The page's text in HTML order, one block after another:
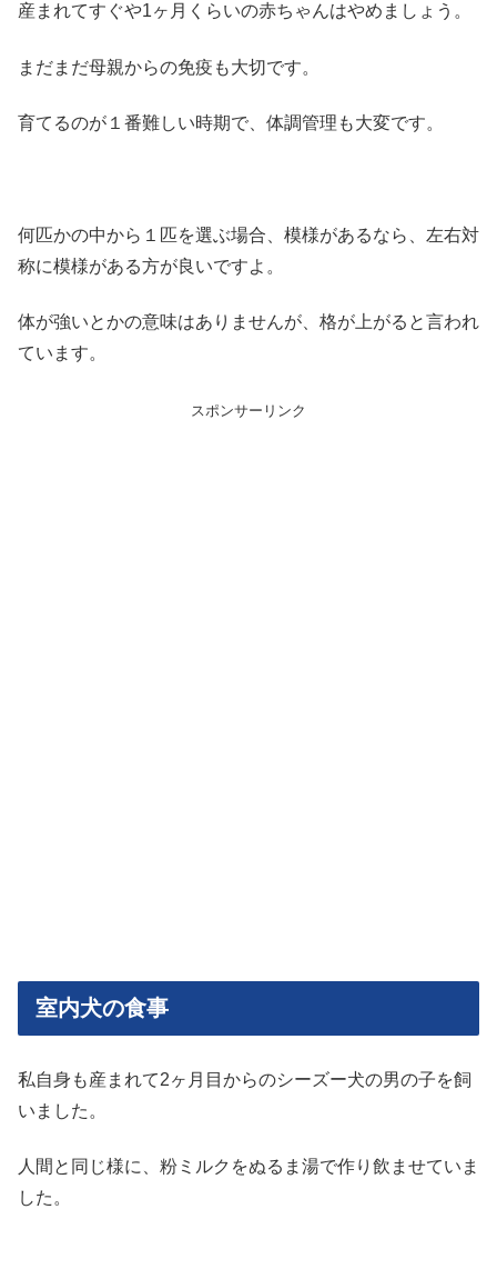
産まれてすぐや1ヶ月くらいの赤ちゃんはやめましょう。
まだまだ母親からの免疫も大切です。
育てるのが１番難しい時期で、体調管理も大変です。
何匹かの中から１匹を選ぶ場合、模様があるなら、左右対
称に模様がある方が良いですよ。
体が強いとかの意味はありませんが、格が上がると言われ
ています。
スポンサーリンク
室内犬の食事
私自身も産まれて2ヶ月目からのシーズー犬の男の子を飼
いました。
人間と同じ様に、粉ミルクをぬるま湯で作り飲ませていま
した。